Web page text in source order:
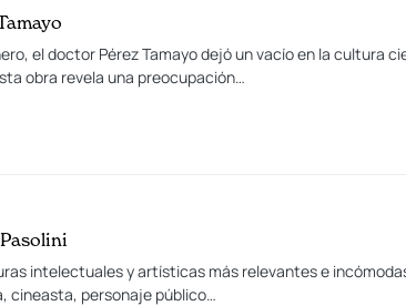
el doctor Pérez Tamayo dejó un vacío en la cultura
obra revela una preocupación…
intelectuales y artísticas más relevantes e
cineasta, personaje público…